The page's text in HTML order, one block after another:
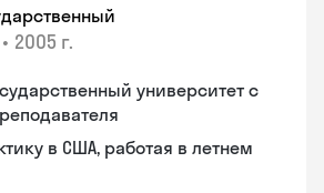
• 2005 г.
университет с
в США, работая в летнем